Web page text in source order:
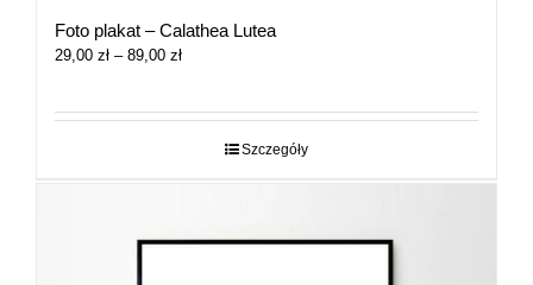
Foto plakat – Calathea Lutea
29,00 zł – 89,00 złZakres
29,00 zł
Szczegóły